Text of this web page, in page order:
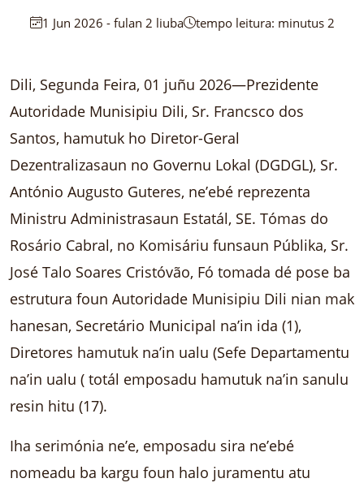
1 Jun 2026 - fulan 2 liuba tempo leitura: minutus 2
Dili, Segunda Feira, 01 juñu 2026—Prezidente
Autoridade Munisipiu Dili, Sr. Francsco dos
Santos, hamutuk ho Diretor-Geral
Dezentralizasaun no Governu Lokal (DGDGL), Sr.
António Augusto Guteres, ne’ebé reprezenta
Ministru Administrasaun Estatál, SE. Tómas do
Rosário Cabral, no Komisáriu funsaun Públika, Sr.
José Talo Soares Cristóvão, Fó tomada dé pose ba
estrutura foun Autoridade Munisipiu Dili nian mak
hanesan, Secretário Municipal na’in ida (1),
Diretores hamutuk na’in ualu (Sefe Departamentu
na’in ualu ( totál emposadu hamutuk na’in sanulu
resin hitu (17).
Iha serimónia ne’e, emposadu sira ne’ebé
nomeadu ba kargu foun halo juramentu atu